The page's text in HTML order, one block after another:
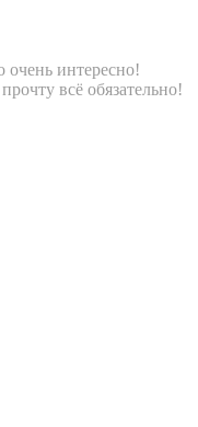
очень интересно!
всё обязательно!